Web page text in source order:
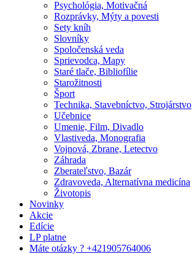
Psychológia, Motivačná
Rozprávky, Mýty a povesti
Sety kníh
Slovníky
Spoločenská veda
Sprievodca, Mapy
Staré tlače, Bibliofílie
Starožitnosti
Šport
Technika, Stavebníctvo, Strojárstvo
Učebnice
Umenie, Film, Divadlo
Vlastiveda, Monografia
Vojnová, Zbrane, Letectvo
Záhrada
Zberateľstvo, Bazár
Zdravoveda, Alternatívna medicína
Životopis
Novinky
Akcie
Edície
LP platne
Máte otázky ? +421905764006